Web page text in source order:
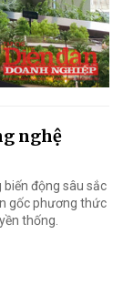
nghệ
động sâu sắc
gốc phương thức
thống.